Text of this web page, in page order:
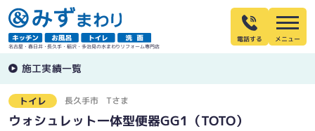
名古屋・春日井・長久手・稲沢・多治見の水まわりリフォーム専門店
電話する
施工実績一覧
トイレ 長久手市 Tさま
ウォシュレット一体型便器GG1（TOTO）